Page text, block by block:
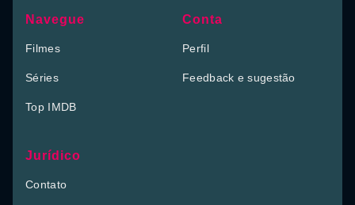
Navegue
Filmes
Séries
Top IMDB
Conta
Perfil
Feedback e sugestão
Jurídico
Contato